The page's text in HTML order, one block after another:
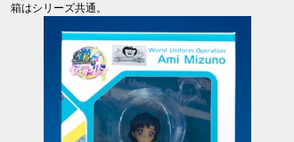
箱はシリーズ共通。